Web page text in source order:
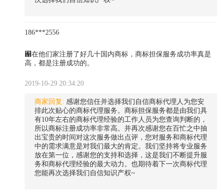
186***2556
﬑在他们家注册了好几十国内商标，商标担保服务成功率真是
高，都是注册成功的。
2019-10-29 20:34:20
商家回复: 感谢您信任并选择我们自信商标代理人为您安
排此次贴心的商标代理服务。商标担保服务都是由我们具
有10年左右的商标代理经验的工作人员为您查询判断的，
所以商标注册成功率非常高。并再次感谢您在百忙之中抽
出宝贵的时间对这次服务做出点评，您对服务和商标代理
中的需求满意是对我们最大的肯定。我们坚持将专业服务
放在第一位，感谢您的支持和选择，这是我们不断提升服
务和商标代理经验的最大动力。也期待着下一次商标代理
您能再次选择我们自信知识产权~